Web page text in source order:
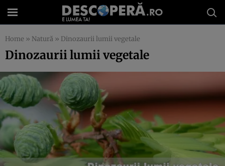
Home » Natură » Dinozaurii lumii vegetale
Dinozaurii lumii vegetale